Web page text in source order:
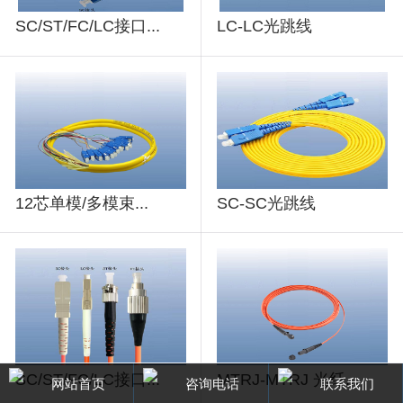
SC/ST/FC/LC接口... LC-LC光跳线
12芯单模/多模束... SC-SC光跳线
SC/ST/FC/LC接口... MTRJ-MTRJ 光纤...
网站首页 咨询电话 联系我们